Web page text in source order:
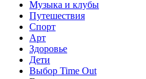
Музыка и клубы
Путешествия
Спорт
Арт
Здоровье
Дети
Выбор Time Out